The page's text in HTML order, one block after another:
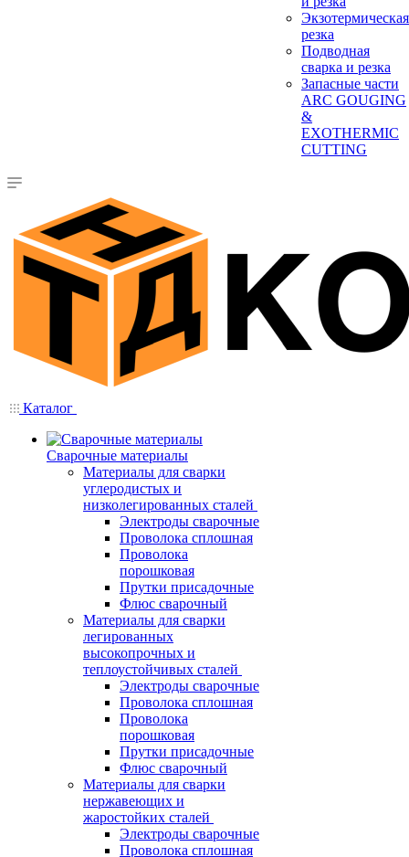
Экзотермическая
резка
Подводная
сварка и резка
Запасные части
ARC GOUGING
&
EXOTHERMIC
CUTTING
Каталог
Сварочные материалы
Материалы для сварки
углеродистых и
низколегированных сталей
Электроды сварочные
Проволока сплошная
Проволока
порошковая
Прутки присадочные
Флюс сварочный
Материалы для сварки
легированных
высокопрочных и
теплоустойчивых сталей
Электроды сварочные
Проволока сплошная
Проволока
порошковая
Прутки присадочные
Флюс сварочный
Материалы для сварки
нержавеющих и
жаростойких сталей
Электроды сварочные
Проволока сплошная